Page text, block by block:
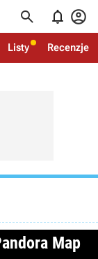
  
Listy Recenzje